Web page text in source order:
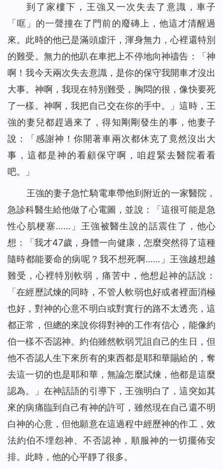
到了家樓下，王強又一次失去了意識，車子
「哐」的一聲撞在了門前的廢磚上，他這才清醒過
來。此時的他已是滿頭虛汗，渾身無力，心裡還特別
的難受。無力的他趴在車把上不停地向神禱告：「神
啊！我今天兩次失去意識，是你的保守我開車才沒出
大事。神啊，我現在特別難受，胸悶的很，像快要死
了一樣。神啊，我把自己交在你的手中。」這時，王
強的妻兒都趕過來了，得知剛剛發生的事，他妻子
說：「感謝神！你開著車兩次都休克了竟然沒出大
事，這都是神的看顧保守啊，咱趕緊去醫院看看
吧。」
王強的妻子急忙騎電車帶他到附近的一家醫院，
急診科醫生給他做了心電圖，並說：「這很可能是急
性心肌梗塞……」王強被醫生說的話震住了，他心
想：「我才47歲，身體一向健康，怎麼突然得了這種
隨時都能要命的病呢？我不想死啊……」王強越想越
難受，心裡特別軟弱，痛苦中，他想起神的話說：
「在經歷試煉的同時，不管人軟弱也好或者裡面消極
也好，對神的心意不明白或對實行的路不太透亮，這
都正常，但總的來說你得對神的工作有信心，能像約
伯一樣不否認神。約伯雖然軟弱咒詛自己的生日，但
他不否認人生下來所有的東西都是耶和華賜給的，奪
去這一切的也是耶和華，無論怎麼試煉，他都是這麼
認為。」 在神話語的引導下，王強明白了，這突如其
來的病痛臨到自己有神的許可，雖然現在自己還不明
白神的心意，但他願意在這過程中經歷神的作工，效
法約伯不埋怨神、不否認神，順服神的一切擺佈安
排。此時，他的心平靜了很多。